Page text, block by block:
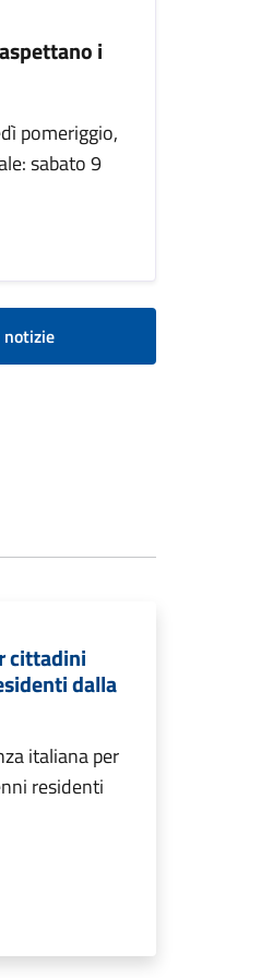
i
pomeriggio,
sabato 9
cittadini
dalla
italiana per
residenti